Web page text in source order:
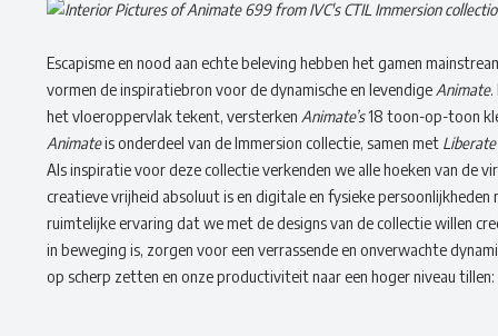
Escapisme en nood aan echte beleving hebben het gamen
vormen de inspiratiebron voor de dynamische en levendige Animate.
het vloeroppervlak tekent, versterken Animate’s18 toon-op-toon
Animateis onderdeel van de Immersion collectie, samen met Liberate
Als inspiratie voor deze collectie verkenden we alle hoeken van de
creatieve vrijheid absoluut is en digitale en fysieke
ruimtelijke ervaring dat we met de designs van de collectie willen
in beweging is, zorgen voor een verrassende en onverwachte
op scherp zetten en onze productiviteit naar een hoger niveau